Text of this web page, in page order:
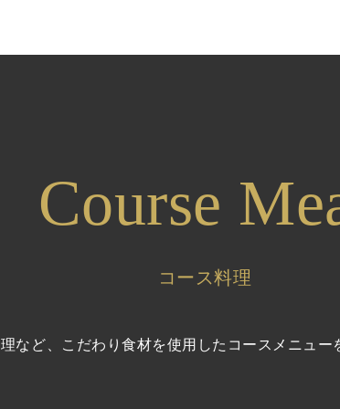
Course
コース料理
など、こだわり食材を使用したコースメニュー